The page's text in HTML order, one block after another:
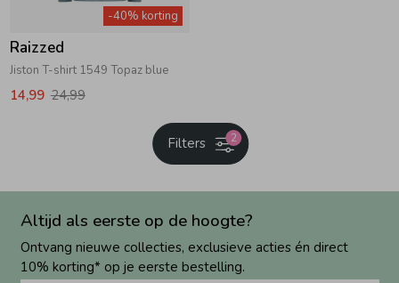
-40% korting
Raizzed
Jiston T-shirt 1549 Topaz blue
14,99 24,99
2
Filters
Altijd als eerste op de hoogte?
Ontvang nieuwe collecties, exclusieve acties én direct
10% korting* op je eerste bestelling.